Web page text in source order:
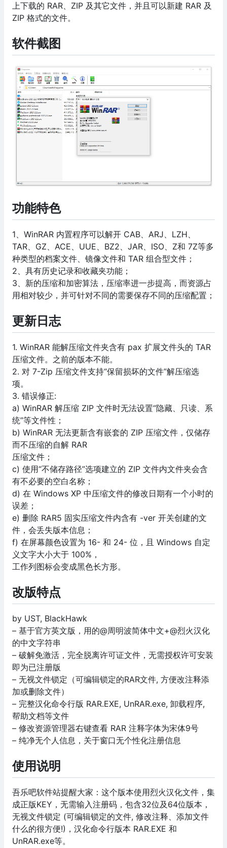
上下载的 RAR、ZIP 及其它文件，并且可以新建 RAR 及
ZIP 格式的文件。
软件截图
功能特色
1、WinRAR 内置程序可以解开 CAB、ARJ、LZH、
TAR、GZ、ACE、UUE、BZ2、JAR、ISO、Z和 7Z等多
种类型的档案文件、镜像文件和 TAR 组合型文件；
2、具有历史记录和收藏夹功能；
3、新的压缩和加密算法，压缩率进一步提高，而资源占
用相对较少，并可针对不同的需要保存不同的压缩配置；
更新日志
1. WinRAR 能解压缩文件夹含有 pax 扩展文件头的 TAR
压缩文件。之前的版本不能。
2. 对 7-Zip 压缩文件支持“保留损坏的文件”解压缩选
项。
3. 错误修正:
a) WinRAR 解压缩 ZIP 文件时无法设置“隐藏、只读、系
统”等文件性；
b) WinRAR 无法更新含有嵌套的 ZIP 压缩文件，仅储存
而不压缩的自解 RAR
压缩文件；
c) 使用“不储存路径”选项建立的 ZIP 文件内文件夹会含
有不必要的空白名称；
d) 在 Windows XP 中压缩文件的修改日期有一个小时的
误差；
e) 删除 RAR5 固实压缩文件内含有 -ver 开关创建的文
件，会丢失版本信息；
f) 在屏幕颜色设置为 16- 和 24- 位，且 Windows 自定
义文字大小大于 100%，
工作列图标会变成黑色长方形。
改版特点
by UST, BlackHawk
– 基于官方英文版，用的@周明波简体中文+@烈火汉化
的中文字符串
– 破解免激活，完全脱离许可证文件，无需授权许可安装
即为已注册版
– 无视文件锁定（可编辑锁定的RAR文件, 方便改注释添
加或删除文件）
– 完整汉化命令行版 RAR.EXE, UnRAR.exe, 卸载程序,
帮助文档等文件
– 修改资源管理器右键查看 RAR 注释字体为宋体9号
– 纯净无个人信息，关于窗口无个性化注册信息
使用说明
吾乐吧软件站提醒大家：这个版本使用烈火汉化文件，集
成正版KEY，无需输入注册码，包含32位及64位版本，
无视文件锁定 (可编辑锁定的文件, 修改注释、添加文件
什么的很方便!)，汉化命令行版本 RAR.EXE 和
UnRAR.exe等。